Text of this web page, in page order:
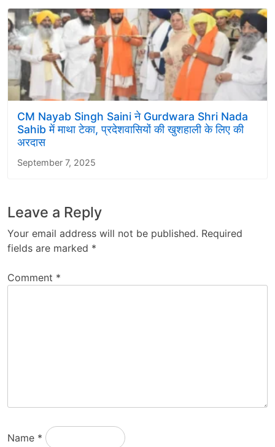
CM Nayab Singh Saini ने Gurdwara Shri Nada
Sahib में माथा टेका, प्रदेशवासियों की खुशहाली के लिए की
अरदास
September 7, 2025
Leave a Reply
Your email address will not be published. Required
fields are marked *
Comment *
Name *